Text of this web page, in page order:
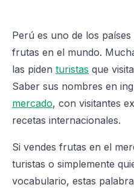
Perú es uno de los
frutas en el mundo.
las piden turistas que
Saber sus nombres en
mercado, con visitantes
recetas internacionales.
Si vendes frutas en el
turistas o simplemente
vocabulario, estas